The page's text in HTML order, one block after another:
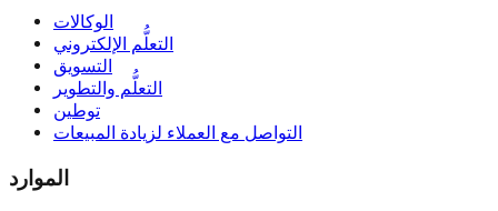
الوكالات
التعلُّم الإلكتروني
التسويق
التعلُّم والتطوير
توطين
التواصل مع العملاء لزيادة المبيعات
الموارد